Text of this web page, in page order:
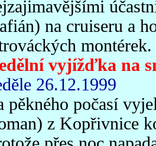
na cruiseru a
montérek.
vyjížďka na
26.12.1999
pěkného počasí
z Kopřivnice